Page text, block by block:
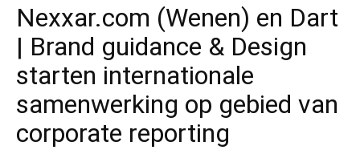
Nexxar.com (Wenen) en Dart
| Brand guidance & Design
starten internationale
samenwerking op gebied van
corporate reporting